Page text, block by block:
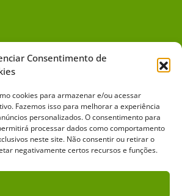
Consentimento de
cookies para armazenar e/ou acessar
Fazemos isso para melhorar a experiência
personalizados. O consentimento para
processar dados como comportamento
neste site. Não consentir ou retirar o
negativamente certos recursos e funções.